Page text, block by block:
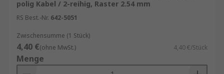
polig Kabel / 2-reihig, Raster 2.54 mm
RS Best.-Nr. 642-5051
Zwischensumme (1 Stück)
4,40 €(ohne MwSt.) 4,40 €/Stück
Menge